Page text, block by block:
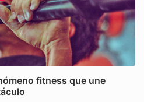
fitness que une